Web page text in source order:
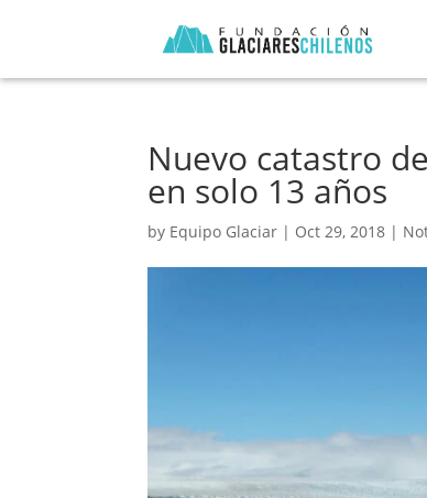
Nuevo catastro
en solo 13 años
by Equipo Glaciar | Oct 29, 2018 |